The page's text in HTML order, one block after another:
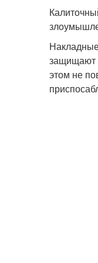
защищают
этом не